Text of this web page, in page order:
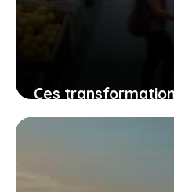
Ces
taxes qui